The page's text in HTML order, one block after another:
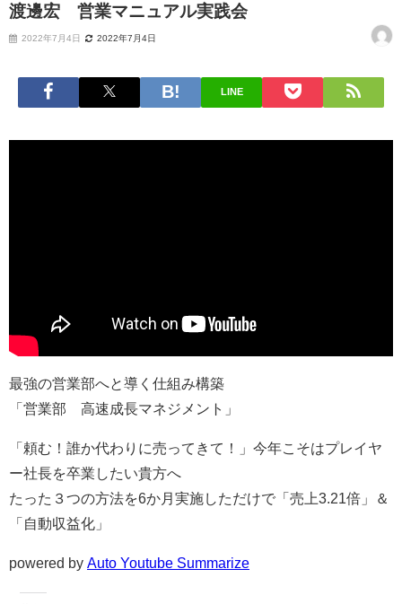
渡邊宏 営業マニュアル実践会
2022年7月4日 2022年7月4日
LINE
最強の営業部へと導く仕組み構築
「営業部 高速成長マネジメント」
「頼む！誰か代わりに売ってきて！」今年こそはプレイヤ
ー社長を卒業したい貴方へ
たった３つの方法を6か月実施しただけで「売上3.21倍」＆
「自動収益化」
powered by Auto Youtube Summarize